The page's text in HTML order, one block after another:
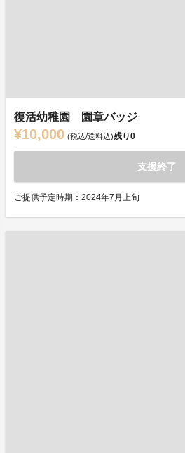
復活幼稚園 園章バッジ
¥10,000 (税込/送料込)残り0
支援終了
ご提供予定時期：2024年7月上旬